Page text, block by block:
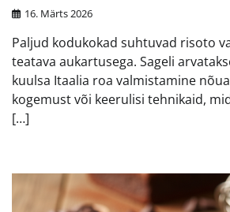
16. Märts 2026
Paljud kodukokad suhtuvad risoto
teatava aukartusega. Sageli
kuulsa Itaalia roa valmistamine
kogemust või keerulisi tehnikaid,
[…]